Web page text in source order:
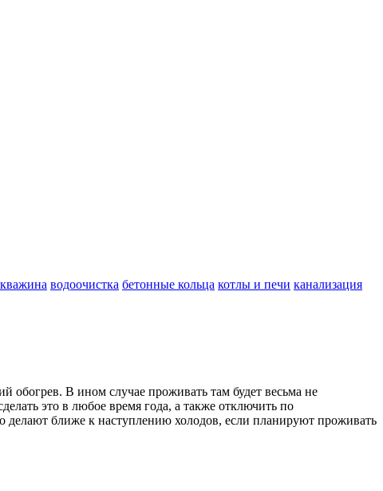
водоочистка бетонные кольца котлы и печи канализация
обогрев. В ином случае проживать там будет весьма не
это в любое время года, а также отключить по
делают ближе к наступлению холодов, если планируют проживать